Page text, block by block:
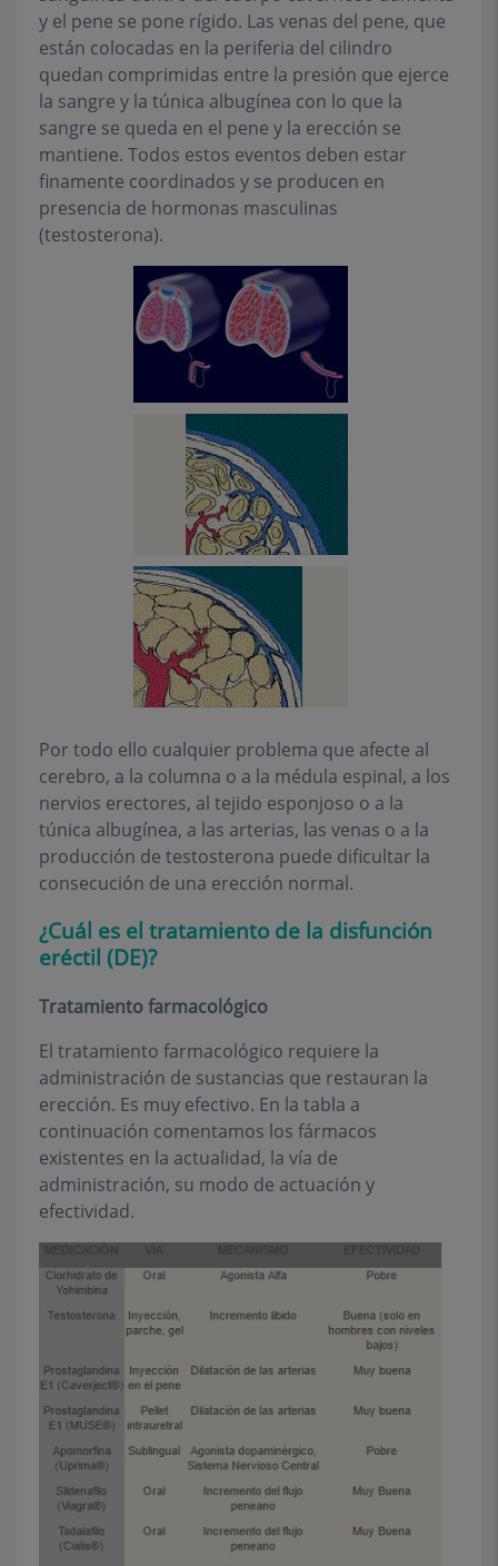
y el pene se pone rígido. Las venas del pene, que
están colocadas en la periferia del cilindro
quedan comprimidas entre la presión que ejerce
la sangre y la túnica albugínea con lo que la
sangre se queda en el pene y la erección se
mantiene. Todos estos eventos deben estar
finamente coordinados y se producen en
presencia de hormonas masculinas
(testosterona).
Por todo ello cualquier problema que afecte al
cerebro, a la columna o a la médula espinal, a los
nervios erectores, al tejido esponjoso o a la
túnica albugínea, a las arterias, las venas o a la
producción de testosterona puede dificultar la
consecución de una erección normal.
¿Cuál es el tratamiento de la disfunción
eréctil (DE)?
Tratamiento farmacológico
El tratamiento farmacológico requiere la
administración de sustancias que restauran la
erección. Es muy efectivo. En la tabla a
continuación comentamos los fármacos
existentes en la actualidad, la vía de
administración, su modo de actuación y
efectividad.